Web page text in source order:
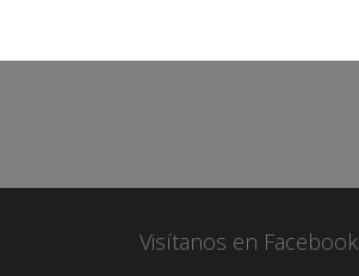
Visítanos en Facebook